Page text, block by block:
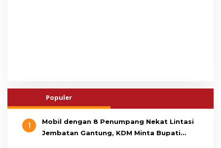
Populer
1
Mobil dengan 8 Penumpang Nekat Lintasi
Jembatan Gantung, KDM Minta Bupati